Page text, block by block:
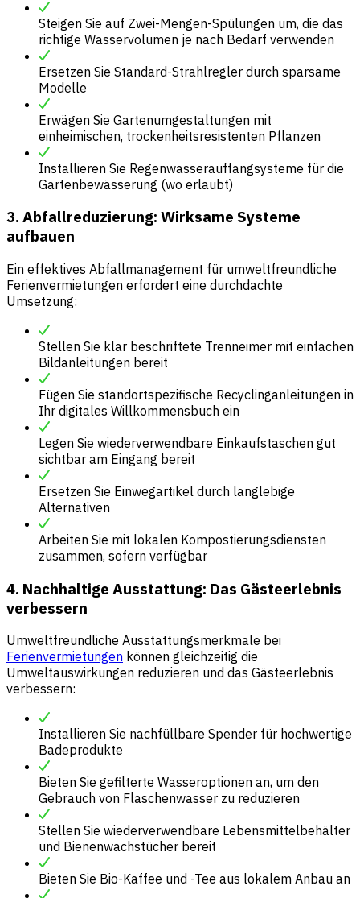
Steigen Sie auf Zwei-Mengen-Spülungen um, die das
richtige Wasservolumen je nach Bedarf verwenden
Ersetzen Sie Standard-Strahlregler durch sparsame
Modelle
Erwägen Sie Gartenumgestaltungen mit
einheimischen, trockenheitsresistenten Pflanzen
Installieren Sie Regenwasserauffangsysteme für die
Gartenbewässerung (wo erlaubt)
3. Abfallreduzierung: Wirksame Systeme
aufbauen
Ein effektives Abfallmanagement für umweltfreundliche
Ferienvermietungen erfordert eine durchdachte
Umsetzung:
Stellen Sie klar beschriftete Trenneimer mit einfachen
Bildanleitungen bereit
Fügen Sie standortspezifische Recyclinganleitungen in
Ihr digitales Willkommensbuch ein
Legen Sie wiederverwendbare Einkaufstaschen gut
sichtbar am Eingang bereit
Ersetzen Sie Einwegartikel durch langlebige
Alternativen
Arbeiten Sie mit lokalen Kompostierungsdiensten
zusammen, sofern verfügbar
4. Nachhaltige Ausstattung: Das Gästeerlebnis
verbessern
Umweltfreundliche Ausstattungsmerkmale bei
Ferienvermietungen können gleichzeitig die
Umweltauswirkungen reduzieren und das Gästeerlebnis
verbessern:
Installieren Sie nachfüllbare Spender für hochwertige
Badeprodukte
Bieten Sie gefilterte Wasseroptionen an, um den
Gebrauch von Flaschenwasser zu reduzieren
Stellen Sie wiederverwendbare Lebensmittelbehälter
und Bienenwachstücher bereit
Bieten Sie Bio-Kaffee und -Tee aus lokalem Anbau an